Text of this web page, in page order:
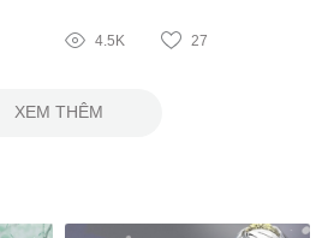
4.5K 27
XEM THÊM